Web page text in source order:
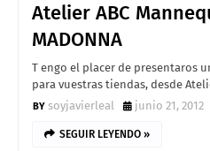
Atelier ABC
MADONNA
T engo el placer de presentaros
para vuestras tiendas, desde
soyjavierleal
junio 21, 2012
SEGUIR LEYENDO »